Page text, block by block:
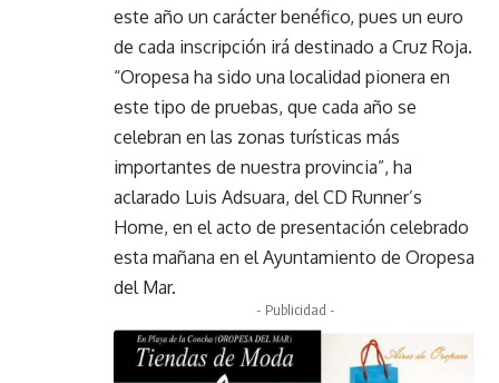
este año un carácter benéfico, pues un euro
de cada inscripción irá destinado a Cruz Roja.
“Oropesa ha sido una localidad pionera en
este tipo de pruebas, que cada año se
celebran en las zonas turísticas más
importantes de nuestra provincia”, ha
aclarado Luis Adsuara, del CD Runner’s
Home, en el acto de presentación celebrado
esta mañana en el Ayuntamiento de Oropesa
del Mar.
- Publicidad -